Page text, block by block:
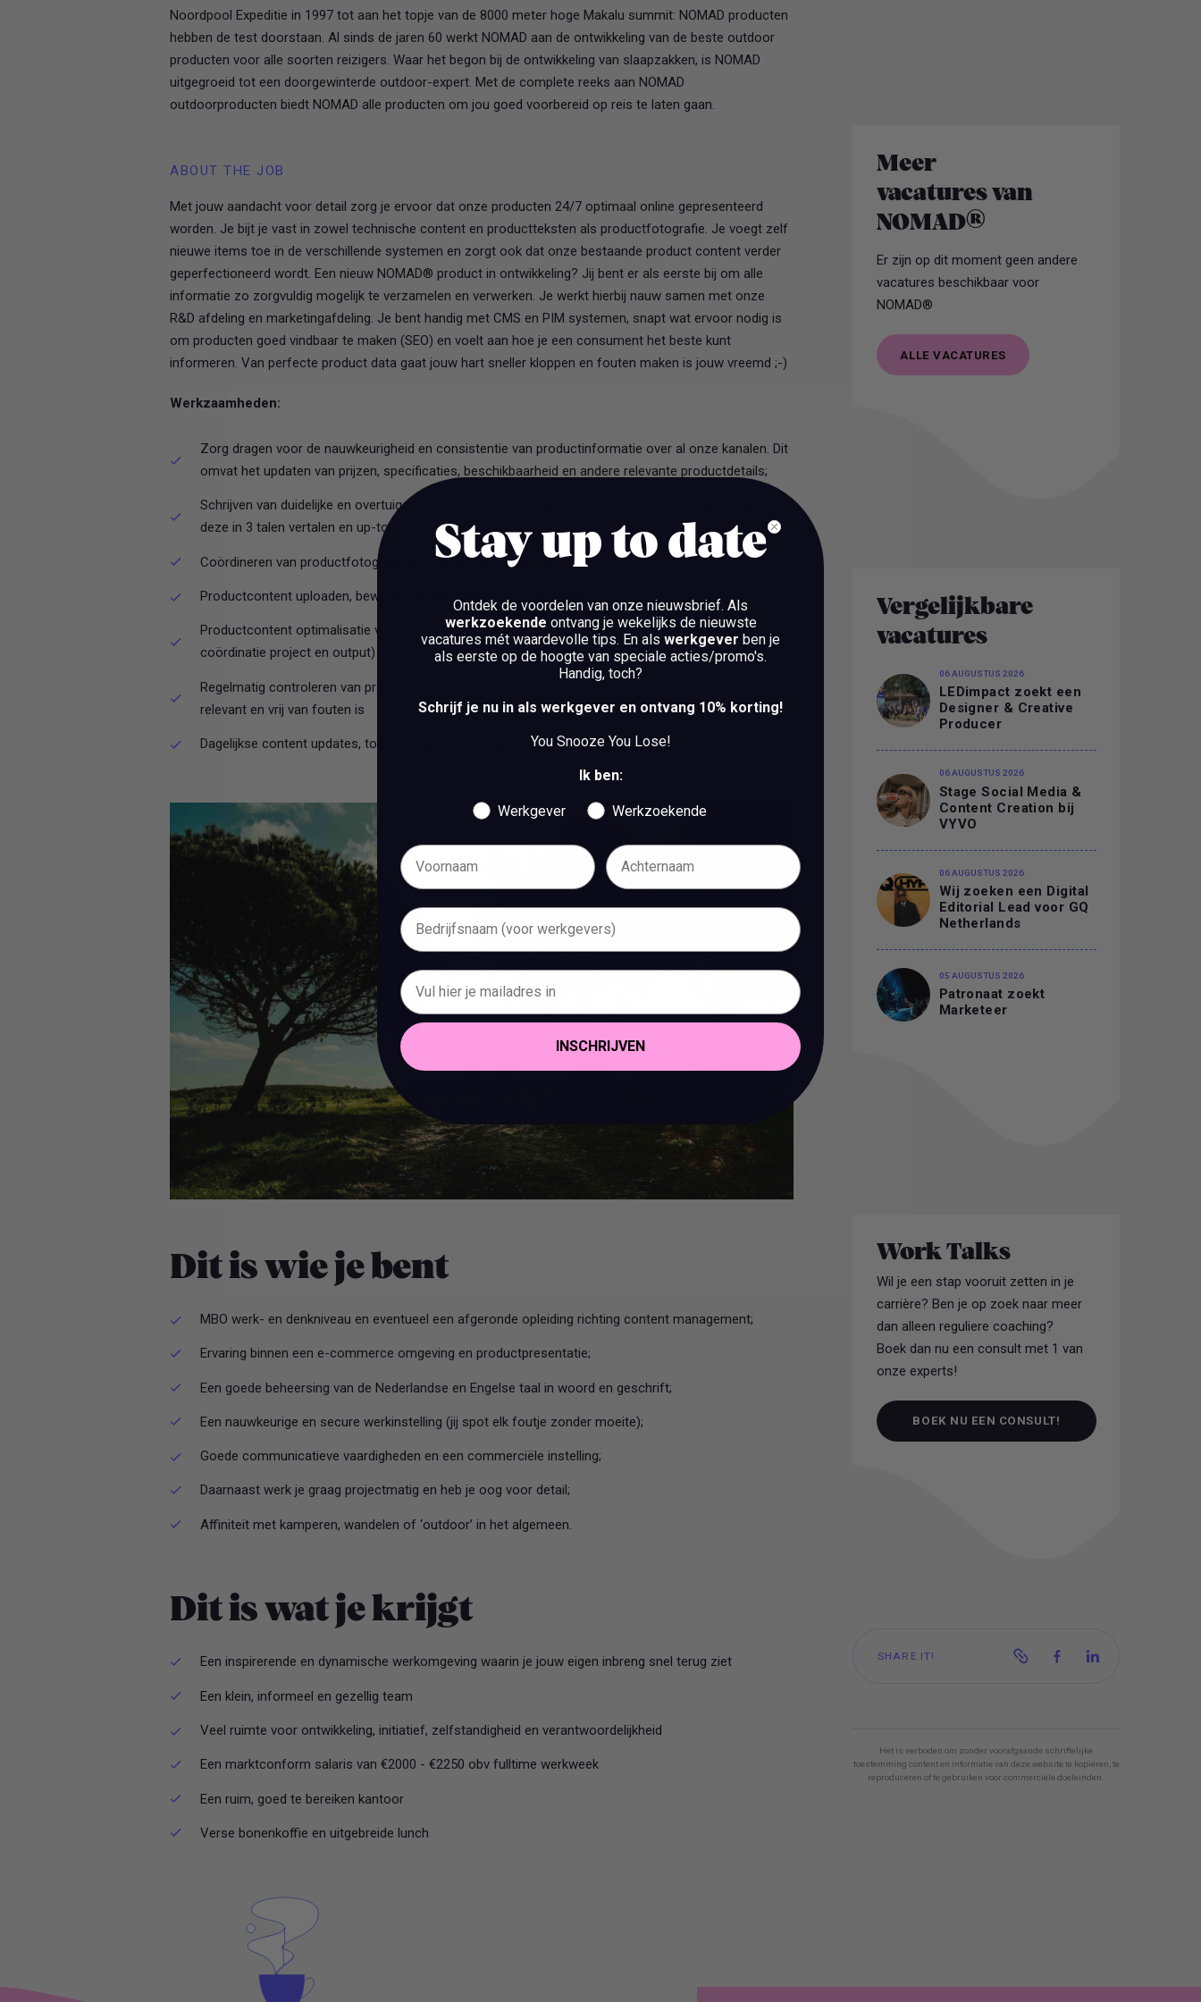
Noordpool Expeditie in 1997 tot aan het topje van de 8000 meter hoge Makalu summit: NOMAD producten
hebben de test doorstaan. Al sinds de jaren 60 werkt NOMAD aan de ontwikkeling van de beste outdoor
producten voor alle soorten reizigers. Waar het begon bij de ontwikkeling van slaapzakken, is NOMAD
uitgegroeid tot een doorgewinterde outdoor-expert. Met de complete reeks aan NOMAD
outdoorproducten biedt NOMAD alle producten om jou goed voorbereid op reis te laten gaan.
ABOUT THE JOB
Met jouw aandacht voor detail zorg je ervoor dat onze producten 24/7 optimaal online gepresenteerd
worden. Je bijt je vast in zowel technische content en productteksten als productfotografie. Je voegt zelf
nieuwe items toe in de verschillende systemen en zorgt ook dat onze bestaande product content verder
geperfectioneerd wordt. Een nieuw NOMAD® product in ontwikkeling? Jij bent er als eerste bij om alle
informatie zo zorgvuldig mogelijk te verzamelen en verwerken. Je werkt hierbij nauw samen met onze
R&D afdeling en marketingafdeling. Je bent handig met CMS en PIM systemen, snapt wat ervoor nodig is
om producten goed vindbaar te maken (SEO) en voelt aan hoe je een consument het beste kunt
informeren. Van perfecte product data gaat jouw hart sneller kloppen en fouten maken is jouw vreemd ;-)
Werkzaamheden:
Zorg dragen voor de nauwkeurigheid en consistentie van productinformatie over al onze kanalen. Dit
omvat het updaten van prijzen, specificaties, beschikbaarheid en andere relevante productdetails;
Schrijven van duidelijke en overtuigende productbeschrijvingen en key features (iom marketing) en
deze in 3 talen vertalen en up-to-date houden;
Coördineren van productfotografie en videografie (project & output);
Productcontent uploaden, bewerken en beheren in ons PIM systeem;
Productcontent optimalisatie voor marketplaces, zowel tekstueel als visueel (concept, tekst,
coördinatie project en output)
Regelmatig controleren van productpagina’s om ervoor te zorgen dat alle informatie up-to-date,
relevant en vrij van fouten is
Dagelijkse content updates, toevoegingen, wijzigingen.
Dit is wie je bent
MBO werk- en denkniveau en eventueel een afgeronde opleiding richting content management;
Ervaring binnen een e-commerce omgeving en productpresentatie;
Een goede beheersing van de Nederlandse en Engelse taal in woord en geschrift;
Een nauwkeurige en secure werkinstelling (jij spot elk foutje zonder moeite);
Goede communicatieve vaardigheden en een commerciële instelling;
Daarnaast werk je graag projectmatig en heb je oog voor detail;
Affiniteit met kamperen, wandelen of ‘outdoor’ in het algemeen.
Dit is wat je krijgt
Een inspirerende en dynamische werkomgeving waarin je jouw eigen inbreng snel terug ziet
Een klein, informeel en gezellig team
Veel ruimte voor ontwikkeling, initiatief, zelfstandigheid en verantwoordelijkheid
Een marktconform salaris van €2000 - €2250 obv fulltime werkweek
Een ruim, goed te bereiken kantoor
Verse bonenkoffie en uitgebreide lunch
Meer
vacatures van
NOMAD®
Er zijn op dit moment geen andere
vacatures beschikbaar voor
NOMAD®
ALLE VACATURES
Vergelijkbare
vacatures
06 AUGUSTUS 2026
LEDimpact zoekt een
Designer & Creative
Producer
06 AUGUSTUS 2026
Stage Social Media &
Content Creation bij
VYVO
06 AUGUSTUS 2026
Wij zoeken een Digital
Editorial Lead voor GQ
Netherlands
05 AUGUSTUS 2026
Patronaat zoekt
Marketeer
Work Talks
Wil je een stap vooruit zetten in je
carrière? Ben je op zoek naar meer
dan alleen reguliere coaching?
Boek dan nu een consult met 1 van
onze experts!
BOEK NU EEN CONSULT!
SHARE IT!
Het is verboden om zonder voorafgaande schriftelijke
toestemming content en informatie van deze website te kopiëren, te
reproduceren of te gebruiken voor commerciële doeleinden.
Stay up to date
Ontdek de voordelen van onze nieuwsbrief. Als
werkzoekende ontvang je wekelijks de nieuwste
vacatures mét waardevolle tips. En als werkgever ben je
als eerste op de hoogte van speciale acties/promo's.
Handig, toch?
Schrijf je nu in als werkgever en ontvang 10% korting!
You Snooze You Lose!
Ik ben:
Werkgever Werkzoekende
INSCHRIJVEN